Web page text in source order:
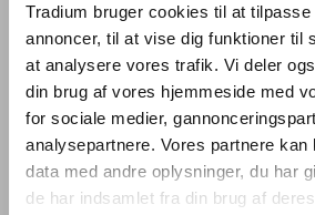
Tradium bruger cookies til at
annoncer, til at vise dig funktioner til
at analysere vores trafik. Vi deler
din brug af vores hjemmeside med
for sociale medier,
analysepartnere. Vores partnere kan
data med andre oplysninger, du har
de har indsamlet fra din brug af
Generelt
Uddannelsen
På handelsuddannelsen får du en
mange sammenhænge, herunder specielt